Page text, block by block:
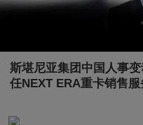
斯堪尼亚集团中国人事
任NEXT ERA重卡销售